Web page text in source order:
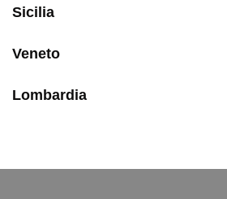
Sicilia
Veneto
Lombardia